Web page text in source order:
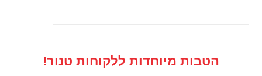
הטבות מיוחדות ללקוחות טנור!